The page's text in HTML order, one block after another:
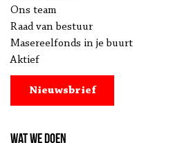
Ons team
Raad van bestuur
Masereelfonds in je buurt
Aktief
Nieuwsbrief
Wat we doen